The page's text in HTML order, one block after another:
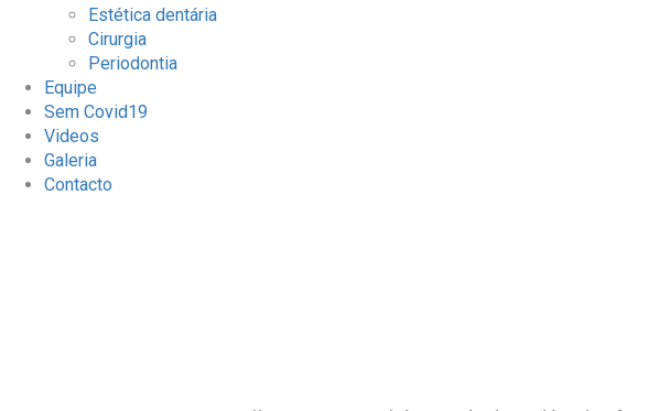
Estética dentária
Cirurgia
Periodontia
Equipe
Sem Covid19
Videos
Galeria
Contacto